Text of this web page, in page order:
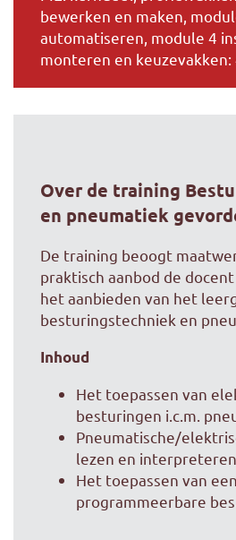
bewerken en maken,
automatiseren, module 4
monteren en keuzevakken:
Over de training
en pneumatiek
De training beoogt
praktisch aanbod de
het aanbieden van het
besturingstechniek en
Inhoud
Het toepassen van
besturingen i.c.m.
Pneumatische/
lezen en
Het toepassen van
programmeerbare